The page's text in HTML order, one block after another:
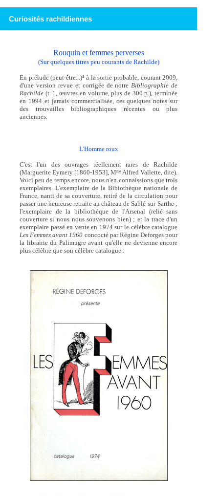
Curiosités rachildiennes
Rouquin et femmes perverses
(Sur quelques titres peu courants de Rachilde)
En prélude (peut-être...)1 à la sortie probable, courant 2009,
d'une version revue et corrigée de notreBibliographie de
Rachilde(t. 1, œuvres en volume, plus de 300 p.), terminée
en 1994 et jamais commercialisée, ces quelques notes sur
des trouvailles bibliographiques récentes ou plus
anciennes.
L'Homme roux
C'est l'un des ouvrages réellement rares de Rachilde
(Marguerite Eymery [1860-1953], Mme Alfred Vallette, dite).
Voici peu de temps encore, nous n'en connaissions que trois
exemplaires. L'exemplaire de la Bibiothèque nationale de
France, nanti de sa couverture, retiré de la circulation pour
passer une heureuse retraite au château de Sablé-sur-Sarthe ;
l'exemplaire de la bibliothèque de l'Arsenal (relié sans
couverture si nous nous souvenons bien) ; et la trace d'un
exemplaire passé en vente en 1974 sur le célèbre catalogue
Les Femmes avant 1960 concocté par Régine Deforges pour
la librairie du Palimugre avant qu'elle ne devienne encore
plus célèbre que son célèbre catalogue :